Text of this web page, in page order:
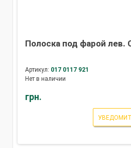
Полоска под фарой лев.
Артикул: 017 0117 921
Нет в наличии
грн.